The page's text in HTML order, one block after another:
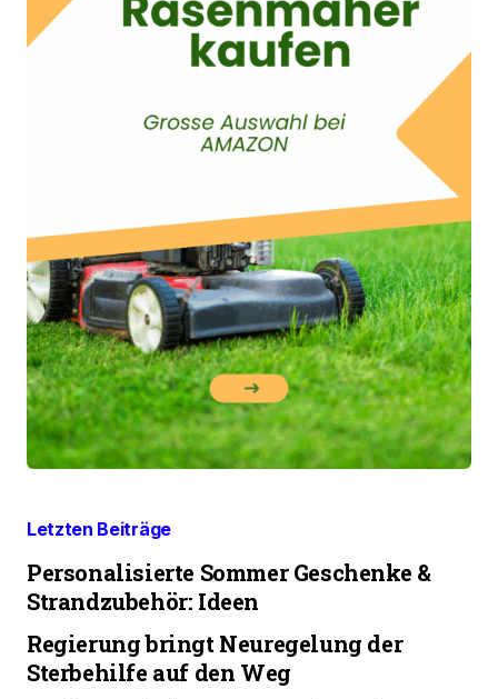
Letzten Beiträge
Personalisierte Sommer Geschenke &
Strandzubehör: Ideen
Regierung bringt Neuregelung der
Sterbehilfe auf den Weg